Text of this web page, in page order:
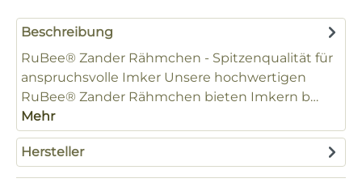
Beschreibung
RuBee® Zander Rähmchen - Spitzenqualität für
anspruchsvolle Imker Unsere hochwertigen
RuBee® Zander Rähmchen bieten Imkern b…
Mehr
Hersteller